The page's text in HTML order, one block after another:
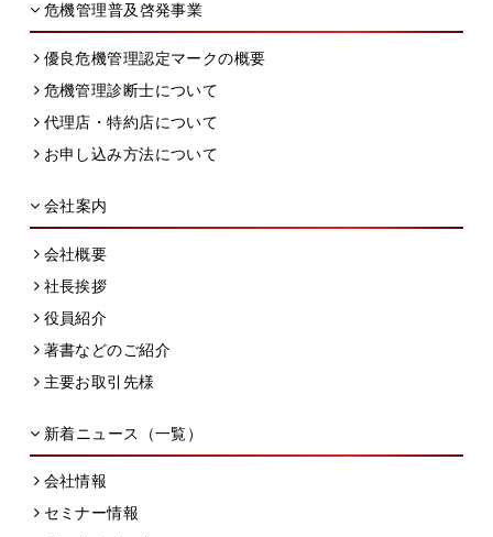
危機管理普及啓発事業
優良危機管理認定マークの概要
危機管理診断士について
代理店・特約店について
お申し込み方法について
会社案内
会社概要
社長挨拶
役員紹介
著書などのご紹介
主要お取引先様
新着ニュース（一覧）
会社情報
セミナー情報